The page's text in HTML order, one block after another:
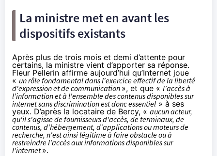
La ministre met en avant les
dispositifs existants
Après plus de trois mois et demi d’attente pour
certains, la ministre vient d’apporter sa réponse.
Fleur Pellerin affirme aujourd’hui qu’Internet joue
« un rôle fondamental dans l'exercice effectif de la liberté
d'expression et de communication », et que « l’accès à
l'information et à l'ensemble des contenus disponibles sur
internet sans discrimination est donc essentiel » à ses
yeux. D’après la locataire de Bercy, « aucun acteur,
qu'il s'agisse de fournisseurs d'accès, de terminaux, de
contenus, d'hébergement, d'applications ou moteurs de
recherche, n'est ainsi légitime à faire obstacle ou à
restreindre l'accès aux informations disponibles sur
l'internet».